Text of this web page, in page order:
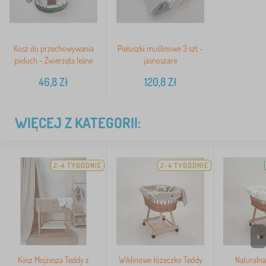
Kosz do przechowywania
pieluch - Zwierzęta leśne
46,8Zł
Pieluszki muślinowe 3 szt -
jasnoszare
120,8Zł
WIĘCEJ Z KATEGORII:
2-4 TYGODNIE
Kosz Mojżesza Teddy z
2-4 TYGODNIE
Wiklinowe łóżeczko Teddy
>